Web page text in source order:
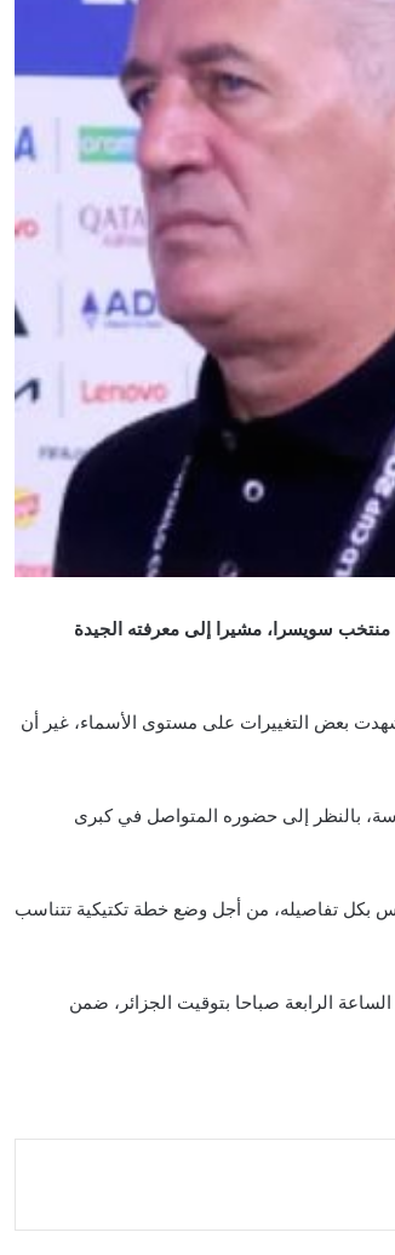
منتخب سويسرا، مشيرا إلى معرفته الجيدة
بعض التغييرات على مستوى الأسماء، غير أن
بالنظر إلى حضوره المتواصل في كبرى
بكل تفاصيله، من أجل وضع خطة تكتيكية تتناسب
الرابعة صباحا بتوقيت الجزائر، ضمن